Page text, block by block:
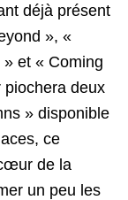
déjà présent
», «
et « Coming
piochera deux
» disponible
ce
de la
un peu les